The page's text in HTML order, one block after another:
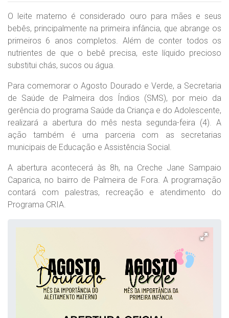
O leite materno é considerado ouro para mães e seus
bebês, principalmente na primeira infância, que abrange os
primeiros 6 anos completos. Além de conter todos os
nutrientes de que o bebê precisa, este líquido precioso
substitui chás, sucos ou água.
Para comemorar o Agosto Dourado e Verde, a Secretaria
de Saúde de Palmeira dos Índios (SMS), por meio da
gerência do programa Saúde da Criança e do Adolescente,
realizará a abertura do mês nesta segunda-feira (4). A
ação também é uma parceria com as secretarias
municipais de Educação e Assistência Social.
A abertura acontecerá às 8h, na Creche Jane Sampaio
Caparica, no bairro de Palmeira de Fora. A programação
contará com palestras, recreação e atendimento do
Programa CRIA.